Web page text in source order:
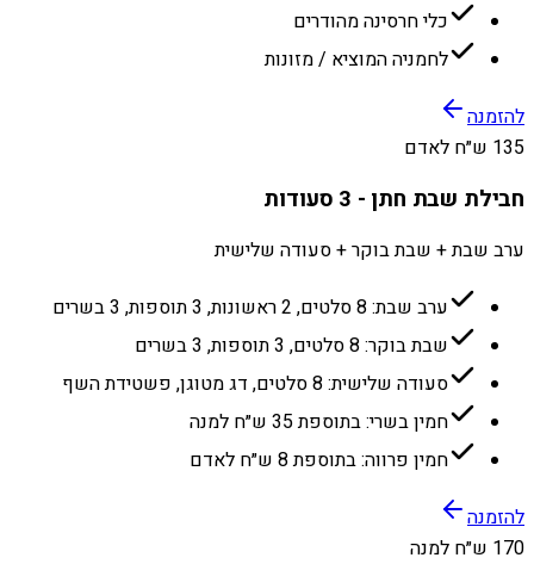
כלי חרסינה מהודרים
לחמניה המוציא / מזונות
להזמנה
135 ש״ח לאדם
חבילת שבת חתן - 3 סעודות
ערב שבת + שבת בוקר + סעודה שלישית
ערב שבת: 8 סלטים, 2 ראשונות, 3 תוספות, 3 בשרים
שבת בוקר: 8 סלטים, 3 תוספות, 3 בשרים
סעודה שלישית: 8 סלטים, דג מטוגן, פשטידת השף
חמין בשרי: בתוספת 35 ש״ח למנה
חמין פרווה: בתוספת 8 ש״ח לאדם
להזמנה
170 ש״ח למנה